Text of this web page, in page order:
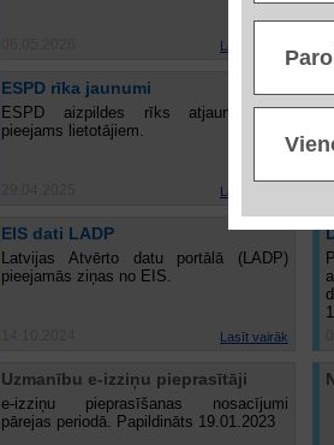
Lasīt vairāk
ESPD rīka jaunumi
ESPD aizpildes rīks atjaunots un
pieejams lietotājiem.
Lasīt vairāk
EIS dati LADP
Latvijas Atvērto datu portālā (LADP)
pieejamās ziņas no EIS.
Lasīt vairāk
Uzmanību e-izziņu pieprasītāji
e-izziņu pieprasīšanas nosacījumi
pārejas periodā. Papildināts 19.01.2023